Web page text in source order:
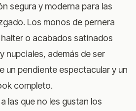
segura y moderna para las
Los monos de pernera
o acabados satinados
nupciales, además de ser
un pendiente espectacular y un
completo.
las que no les gustan los